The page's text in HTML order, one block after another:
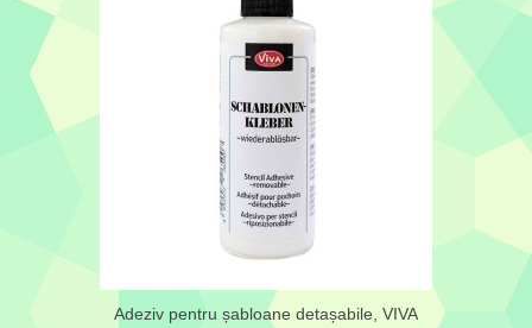
Adeziv pentru șabloane detașabile, VIVA